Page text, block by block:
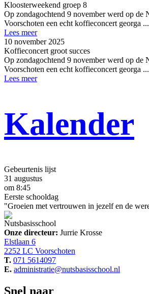
Kloosterweekend groep 8
Op zondagochtend 9 november werd op de
Voorschoten een echt koffieconcert georga ...
Lees meer
10 november 2025
Koffieconcert groot succes
Op zondagochtend 9 november werd op de
Voorschoten een echt koffieconcert georga ...
Lees meer
Kalender
Gebeurtenis lijst
31 augustus
om 8:45
Eerste schooldag
"Groeien met vertrouwen in jezelf en de
Nutsbasisschool
Onze directeur: Jurrie Krosse
Elstlaan 6
2252 LC Voorschoten
T. 071 5614097
E. administratie@nutsbasisschool.nl
Snel naar